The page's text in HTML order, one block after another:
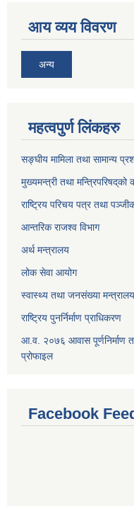
आय व्यय विवरण
अन्य
महत्वपुर्ण लिंकहरु
सङ्घीय मामिला तथा सामान्य
मुख्यमन्त्री तथा मन्त्रिपरिषद्‌को
राष्ट्रिय परिचय पत्र तथा
आन्तरिक राजश्व विभाग
अर्थ मन्त्रालय
लोक सेवा आयोग
स्वास्थ्य तथा जनसंख्या मन्त्रालय
राष्ट्रिय पुनर्निर्माण प्राधिकरण
आ.व. २०७६ आवास पूर्णनिर्माण
प्रोफाइल
Facebook